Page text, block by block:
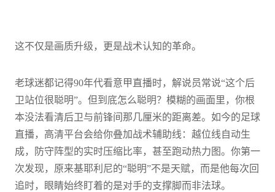
这不仅是画质升级，更是战术认知的革命。
老球迷都记得90年代看意甲直播时，解说员常说“这个后
卫站位很聪明”。但到底怎么聪明？模糊的画面里，你根
本没法看清后卫与前锋间那几厘米的距离差。如今的足球
直播，高清平台会给你叠加战术辅助线：越位线自动生
成，防守阵型的实时压缩比率，甚至跑动热力图。你第一
次发现，原来基耶利尼的“聪明”不是天赋，而是他每次回
追时，眼睛始终盯着的是对手的支撑脚而非法球。